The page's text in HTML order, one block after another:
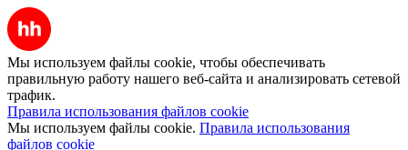
Мы используем файлы cookie, чтобы обеспечивать
правильную работу нашего веб-сайта и анализировать сетевой
трафик.
Правила использования файлов cookie
Мы используем файлы cookie. Правила использования
файлов cookie